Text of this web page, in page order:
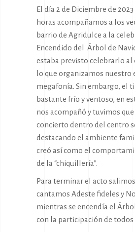
El día 2 de Diciembre de 2023
horas acompañamos a los
barrio de Agridulce a la
Encendido del Árbol de
estaba previsto celebrarlo al
lo que organizamos nuestro
megafonía. Sin embargo, el
bastante frío y ventoso, en
nos acompañó y tuvimos que
concierto dentro del centro
destacando el ambiente
creó así como el
de la “chiquillería”.
Para terminar el acto
cantamos Adeste fideles y
mientras se encendía el
con la participación de todos